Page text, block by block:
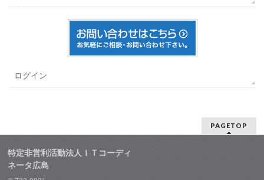
ログイン
PAGETOP
特定非営利活動法人ＩＴコーディ
ネータ広島